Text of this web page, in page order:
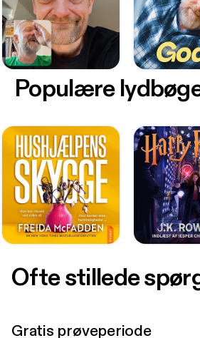
Populære
Ofte stillede
Gratis prøveperiode